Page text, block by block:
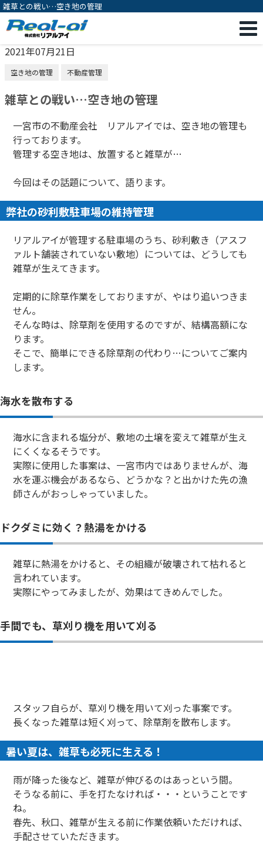
雑草との戦い…空き地の管理
2021年07月21日
空き地の管理 不動産管理
雑草との戦い…空き地の管理
一宮市の不動産会社 リアルアイでは、空き地の管理も
行っております。
管理する空き地は、放置すると雑草が…
今回はその話題について、語ります。
弊社の砂利敷駐車場の維持管理
リアルアイが管理する駐車場のうち、砂利敷き（アスフ
ァルト舗装されていない敷地）については、どうしても
雑草が生えてきます。
定期的に除草作業をしておりますが、やはり追いつきま
せん。
そんな時は、除草剤を使用するのですが、結構高額にな
ります。
そこで、簡単にできる除草剤の代わり…についてご案内
します。
海水を散布する
海水に含まれる塩分が、敷地の土壌を変えて雑草が生え
にくくなるそうです。
実際に使用した事案は、一宮市内ではありませんが、海
水を運ぶ機会があるなら、どうかな？と出かけた先の漁
師さんがおっしゃっていました。
ドクダミに効く？熱湯をかける
雑草に熱湯をかけると、その組織が破壊されて枯れると
言われています。
実際にやってみましたが、効果はてきめんでした。
手間でも、草刈り機を用いて刈る
スタッフ自らが、草刈り機を用いて刈った事案です。
長くなった雑草は短く刈って、除草剤を散布します。
暑い夏は、雑草も必死に生える！
雨が降った後など、雑草が伸びるのはあっという間。
そうなる前に、手を打たなければ・・・ということです
ね。
春先、秋口、雑草が生える前に作業依頼いただければ、
手配させていただきます。